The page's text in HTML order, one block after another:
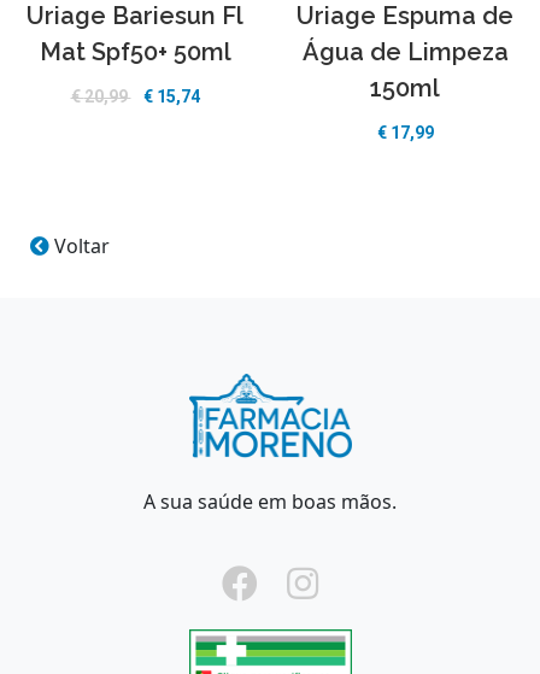
Uriage Bariesun Fl
Mat Spf50+ 50ml
€20,99 € 15,74
Uriage Espuma de
Água de Limpeza
150ml
€ 17,99
Voltar
A sua saúde em boas mãos.